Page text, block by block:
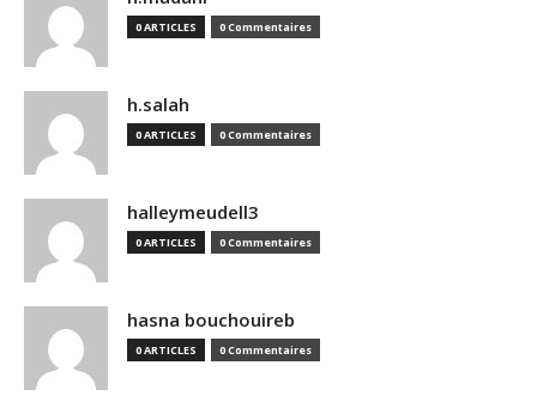
0 ARTICLES 0 Commentaires
h.salah
0 ARTICLES 0 Commentaires
halleymeudell3
0 ARTICLES 0 Commentaires
hasna bouchouireb
0 ARTICLES 0 Commentaires